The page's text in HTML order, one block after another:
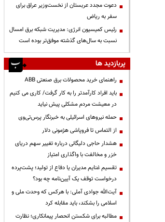
دعوت مجدد عربستان از نخست‌وزیر عراق برای
سفر به ریاض
رئیس کمیسیون انرژی: مدیریت شبکه برق امسال
نسبت به سال‌های گذشته موفق‌تر بوده است
پربازدید ها
راهنمای خرید محصولات برق صنعتی ABB
باید افراد کارآمدتر را به کار گرفت/ کاری می کنیم
در معیشت مردم مشکلی پیش نیاید
حمله نیروهای اسرائیلی به خبرنگار پرس‌تی‌وی
از التماس تا فروپاشی هژمونی دلار
هشدار حاجی دلیگانی درباره تغییر سهم دریای
خزر و مخالفت با واگذاری امتیاز
تقسیم غنایم مدیران یا دفاع از تولید؛ پشت‌پرده
درخواست توقف یک آیین‌نامه چه بود؟
آیت‌الله جوادی آملی: با هرکس که وحدت ملی و
اسلامی را بشکند، باید مقابله کرد
مطالبه برای شکستن انحصار پیمانکاری؛ نظارت